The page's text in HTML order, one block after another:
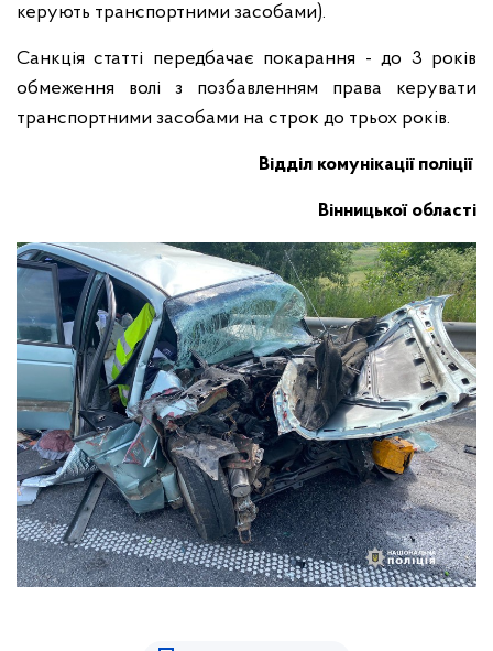
керують транспортними засобами).
Санкція статті передбачає покарання - до 3 років
обмеження волі з позбавленням права керувати
транспортними засобами на строк до трьох років.
Відділ комунікації поліції
Вінницької області